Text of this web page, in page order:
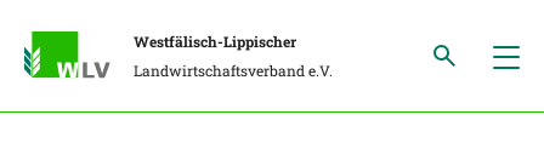
Westfälisch-Lippischer
Landwirtschaftsverband e.V.